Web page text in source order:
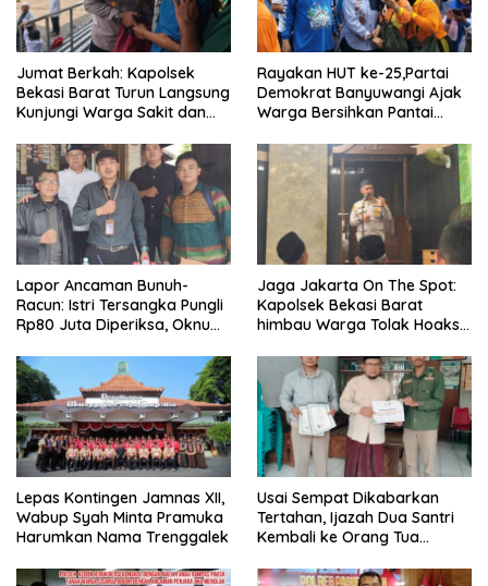
Jumat Berkah: Kapolsek
Bekasi Barat Turun Langsung
Kunjungi Warga Sakit dan
Rayakan HUT ke-25,Partai
Demokrat Banyuwangi Ajak
Warga Bersihkan Pantai
Lapor Ancaman Bunuh-
Racun: Istri Tersangka Pungli
Rp80 Juta Diperiksa, Oknum
Disdagperin
Jaga Jakarta On The Spot:
Kapolsek Bekasi Barat
himbau Warga Tolak Hoaks
Sholat Jumat
Lepas Kontingen Jamnas XII,
Wabup Syah Minta Pramuka
Harumkan Nama Trenggalek
Usai Sempat Dikabarkan
Tertahan, Ijazah Dua Santri
Kembali ke Orang Tua